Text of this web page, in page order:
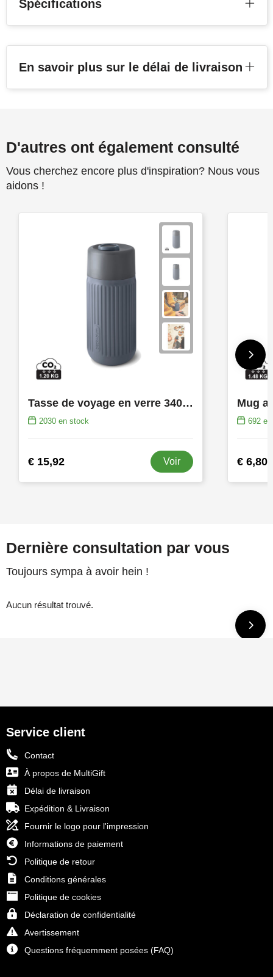
Spécifications
En savoir plus sur le délai de livraison
D'autres ont également consulté
Vous cherchez encore plus d'inspiration? Nous vous
aidons !
Tasse de voyage en verre 340ML Black+Blum
2030en stock
€ 15,92 Voir
Mug
692en
€ 6,80
Dernière consultation par vous
Toujours sympa à avoir hein !
Aucun résultat trouvé.
Service client
Contact
À propos de MultiGift
Délai de livraison
Expédition & Livraison
Fournir le logo pour l'impression
Informations de paiement
Politique de retour
Conditions générales
Politique de cookies
Déclaration de confidentialité
Avertissement
Questions fréquemment posées (FAQ)